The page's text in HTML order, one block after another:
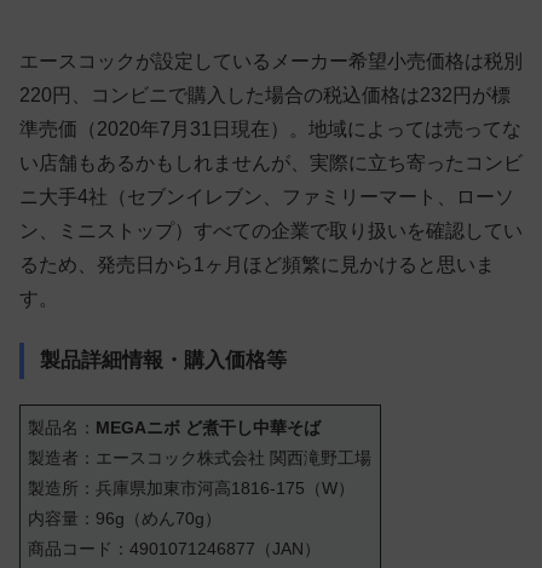
エースコックが設定しているメーカー希望小売価格は税別
220円、コンビニで購入した場合の税込価格は232円が標
準売価（2020年7月31日現在）。地域によっては売ってな
い店舗もあるかもしれませんが、実際に立ち寄ったコンビ
ニ大手4社（セブンイレブン、ファミリーマート、ローソ
ン、ミニストップ）すべての企業で取り扱いを確認してい
るため、発売日から1ヶ月ほど頻繁に見かけると思いま
す。
製品詳細情報・購入価格等
製品名： MEGAニボ ど煮干し中華そば
製造者：エースコック株式会社 関西滝野工場
製造所：兵庫県加東市河高1816-175（W）
内容量：96g（めん70g）
商品コード：4901071246877（JAN）